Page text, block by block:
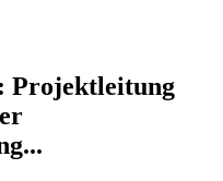
Projektleitung